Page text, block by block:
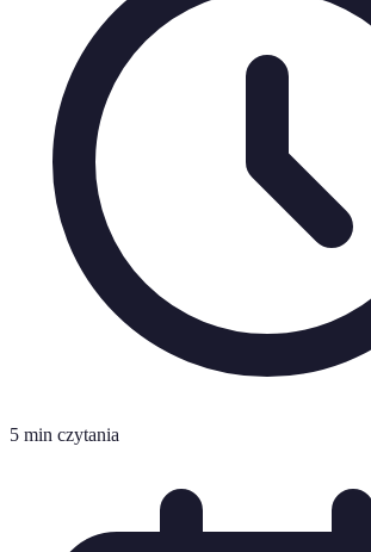
5 min czytania